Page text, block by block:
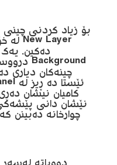
دەکین.
کامیان نیشان
نێشان دانی